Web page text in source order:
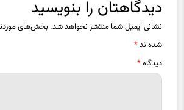
دیدگاهتان را بنویسید
نشانی ایمیل شما منتشر نخواهد شد.
شده‌اند*
دیدگاه